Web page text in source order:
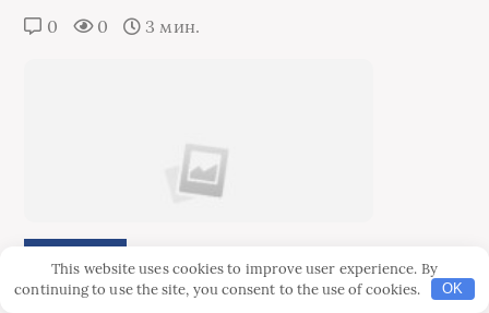
0 0 3 мин.
Домашний уход за кожей при
This website uses cookies to improve user experience. By
continuing to use the site, you consent to the use of cookies.
OK